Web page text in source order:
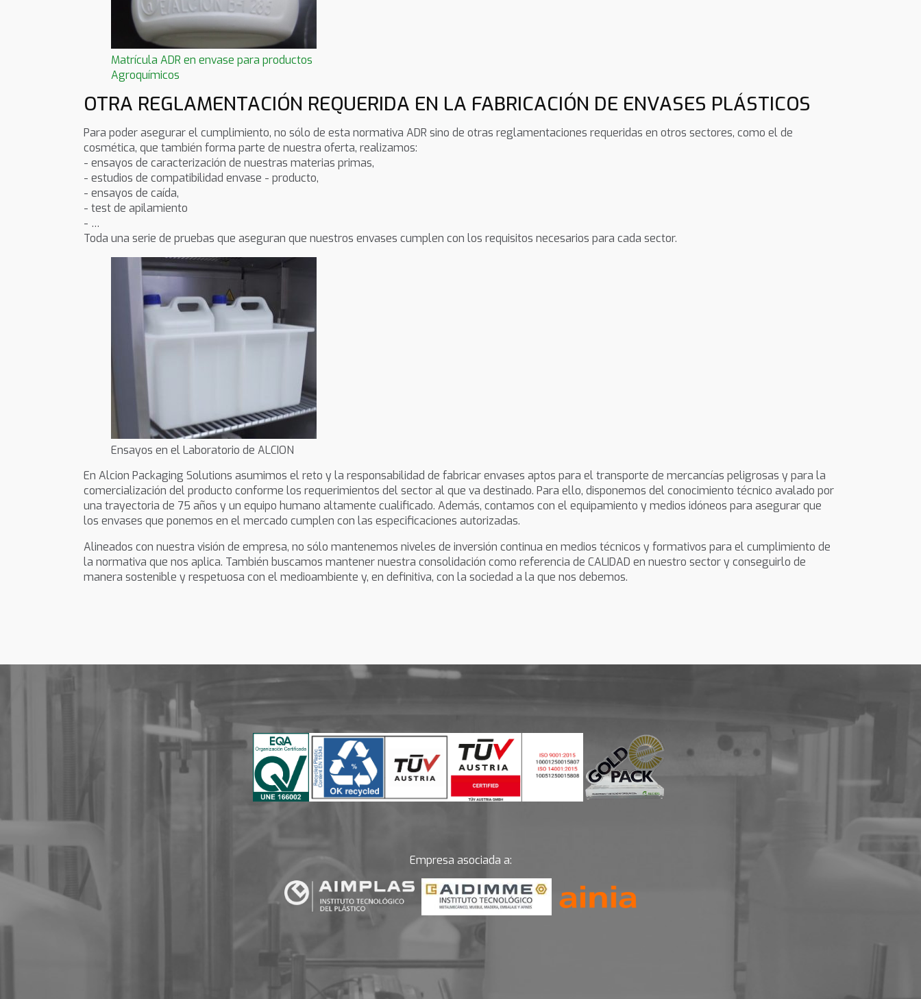
Matrícula ADR en envase para productos
Agroquímicos
OTRA REGLAMENTACIÓN REQUERIDA EN LA FABRICACIÓN DE ENVASES PLÁSTICOS
Para poder asegurar el cumplimiento, no sólo de esta normativa ADR sino de otras reglamentaciones requeridas en otros sectores, como el de
cosmética, que también forma parte de nuestra oferta, realizamos:
- ensayos de caracterización de nuestras materias primas,
- estudios de compatibilidad envase - producto,
- ensayos de caída,
- test de apilamiento
- …
Toda una serie de pruebas que aseguran que nuestros envases cumplen con los requisitos necesarios para cada sector.
Ensayos en el Laboratorio de ALCION
En Alcion Packaging Solutions asumimos el reto y la responsabilidad de fabricar envases aptos para el transporte de mercancías peligrosas y para la
comercialización del producto conforme los requerimientos del sector al que va destinado. Para ello, disponemos del conocimiento técnico avalado por
una trayectoria de 75 años y un equipo humano altamente cualificado. Además, contamos con el equipamiento y medios idóneos para asegurar que
los envases que ponemos en el mercado cumplen con las especificaciones autorizadas.
Alineados con nuestra visión de empresa, no sólo mantenemos niveles de inversión continua en medios técnicos y formativos para el cumplimiento de
la normativa que nos aplica. También buscamos mantener nuestra consolidación como referencia de CALIDAD en nuestro sector y conseguirlo de
manera sostenible y respetuosa con el medioambiente y, en definitiva, con la sociedad a la que nos debemos.
Empresa asociada a: